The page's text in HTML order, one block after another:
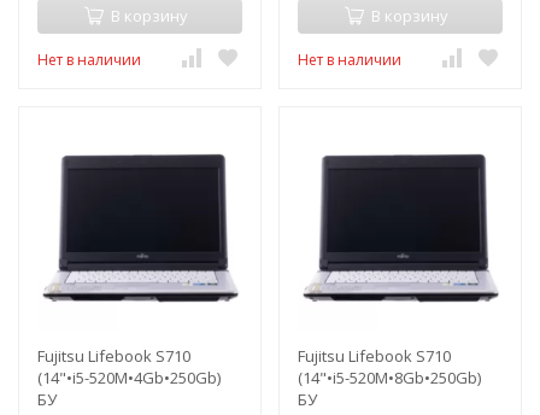
В корзину
Нет в наличии
В корзину
Нет в наличии
Fujitsu Lifebook S710
(14"•i5-520M•4Gb•250Gb)
БУ
Fujitsu Lifebook S710
(14"•i5-520M•8Gb•250Gb)
БУ